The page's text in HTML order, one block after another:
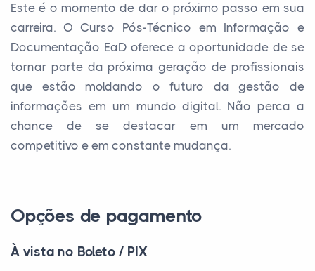
Este é o momento de dar o próximo passo em sua
carreira. O Curso Pós-Técnico em Informação e
Documentação EaD oferece a oportunidade de se
tornar parte da próxima geração de profissionais
que estão moldando o futuro da gestão de
informações em um mundo digital. Não perca a
chance de se destacar em um mercado
competitivo e em constante mudança.
Opções de pagamento
À vista no Boleto / PIX